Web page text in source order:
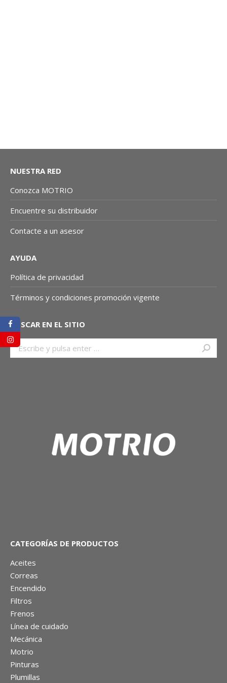
NUESTRA RED
Conozca MOTRIO
Encuentre su distribuidor
Contacte a un asesor
AYUDA
Política de privacidad
Términos y condiciones promoción vigente
BUSCAR EN EL SITIO
Buscar:
CATEGORÍAS DE PRODUCTOS
Aceites
Correas
Encendido
Filtros
Frenos
Línea de cuidado
Mecánica
Motrio
Pinturas
Plumillas